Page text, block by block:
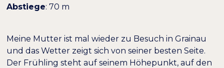
Dunkler Kontrast
Abstiege: 70 m
Meine Mutter ist mal wieder zu Besuch in Grainau
und das Wetter zeigt sich von seiner besten Seite.
Der Frühling steht auf seinem Höhepunkt, auf den